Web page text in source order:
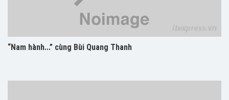
“Nam hành...” cùng Bùi Quang Thanh